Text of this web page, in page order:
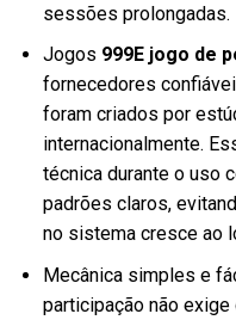
sessões prolongadas.
Jogos 999E jogo de
fornecedores
foram criados por
internacionalmente.
técnica durante o uso
padrões claros,
no sistema cresce ao
Mecânica simples e
participação não